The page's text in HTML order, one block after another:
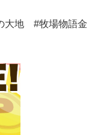
大地 #牧場物語金